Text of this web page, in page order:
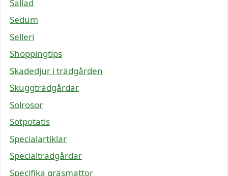
Sallad
Sedum
Selleri
Shoppingtips
Skadedjur i trädgården
Skuggträdgårdar
Solrosor
Sötpotatis
Specialartiklar
Specialträdgårdar
Specifika gräsmattor